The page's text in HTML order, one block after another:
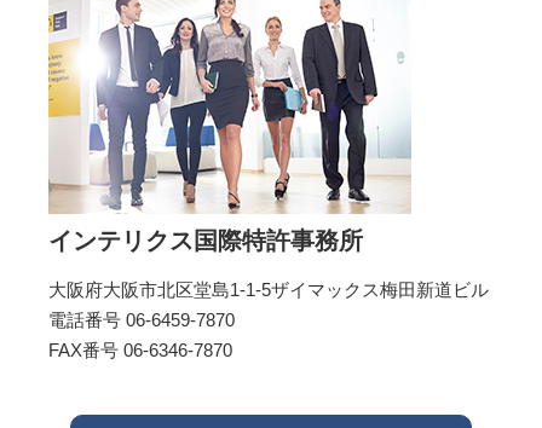
インテリクス国際特許事務所
大阪府大阪市北区堂島1-1-5ザイマックス梅田新道ビル
電話番号 06-6459-7870
FAX番号 06-6346-7870